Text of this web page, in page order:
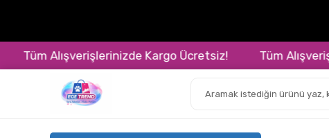
Tüm Alışverişlerinizde Kargo Ücretsiz! Tüm